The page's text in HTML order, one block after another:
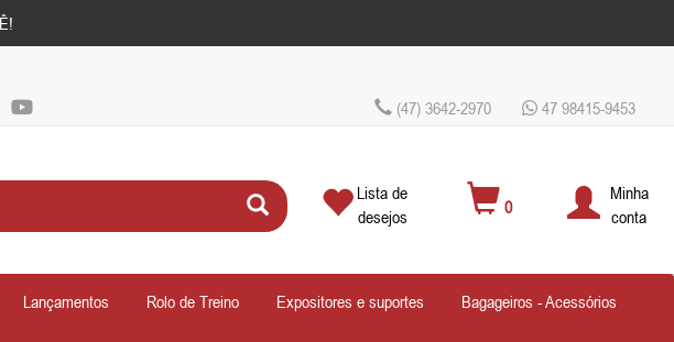
(47) 3642-2970 47 98415-9453
Lista de
desejos
0
Minha
conta
Lançamentos Rolo de Treino Expositores e suportes Bagageiros - Acessórios